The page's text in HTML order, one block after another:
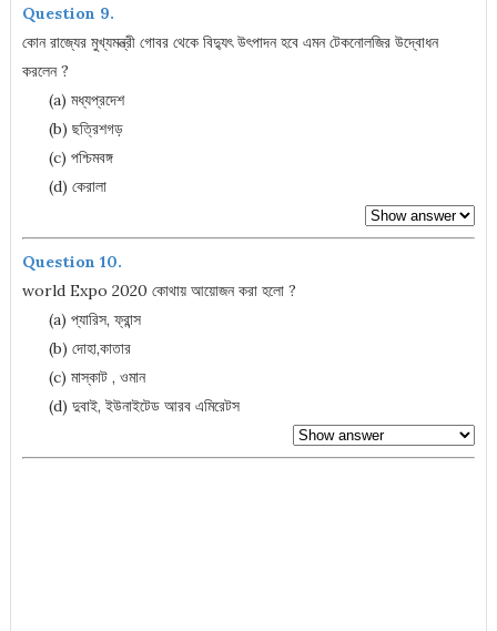
Question 9.
কোন রাজ্যের মুখ্যমন্ত্রী গোবর থেকে বিদ্যুৎ উৎপাদন হবে এমন টেকনোলজির উদ্বোধন
করলেন ?
(a) মধ্যপ্রদেশ
(b) ছত্রিশগড়
(c) পশ্চিমবঙ্গ
(d) কেরালা
Question 10.
world Expo 2020 কোথায় আয়োজন করা হলো ?
(a) প্যারিস, ফ্রান্স
(b) দোহা,কাতার
(c) মাস্কাট , ওমান
(d) দুবাই, ইউনাইটেড আরব এমিরেটস